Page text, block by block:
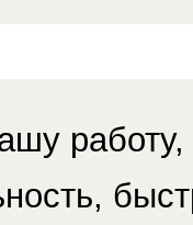
работу,